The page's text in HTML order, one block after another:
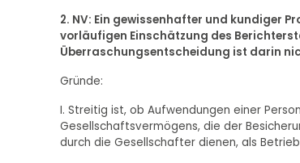
2. NV: Ein gewissenhafter und kundiger
vorläufigen Einschätzung des
Überraschungsentscheidung ist darin
Gründe:
I. Streitig ist, ob Aufwendungen einer
Gesellschaftsvermögens, die der
durch die Gesellschafter dienen, als